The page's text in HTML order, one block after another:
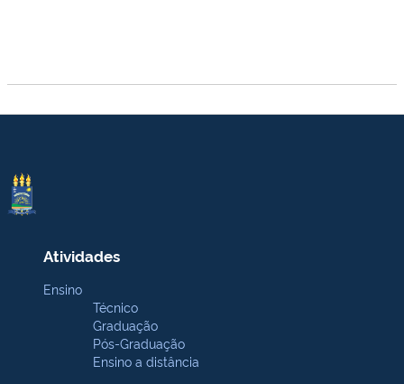
Atividades
Ensino
Técnico
Graduação
Pós-Graduação
Ensino a distância